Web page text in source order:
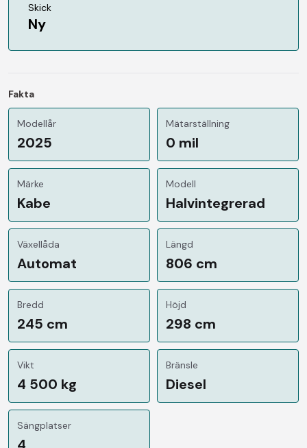
Skick
Ny
Fakta
Modellår
2025
Mätarställning
0 mil
Märke
Kabe
Modell
Halvintegrerad
Växellåda
Automat
Längd
806 cm
Bredd
245 cm
Höjd
298 cm
Vikt
4 500 kg
Bränsle
Diesel
Sängplatser